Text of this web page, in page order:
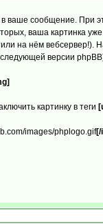
в ваше сообщение.
ваша картинка
на нём
версии
картинку в теги
images/phplogo.gif[/